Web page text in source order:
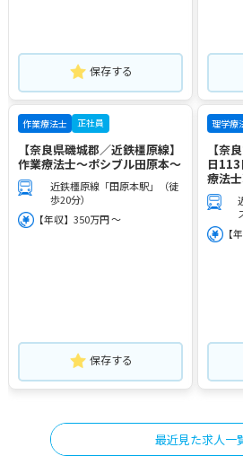
保存する
作業療法士 正社員
【奈良県磯城郡／近鉄橿原線】
作業療法士～ポシブル田原本～
近鉄橿原線「田原本駅」（徒
歩20分）
【年収】350万円 ～
保存する
理学療
【奈
日
療法
【
最近見た求人一